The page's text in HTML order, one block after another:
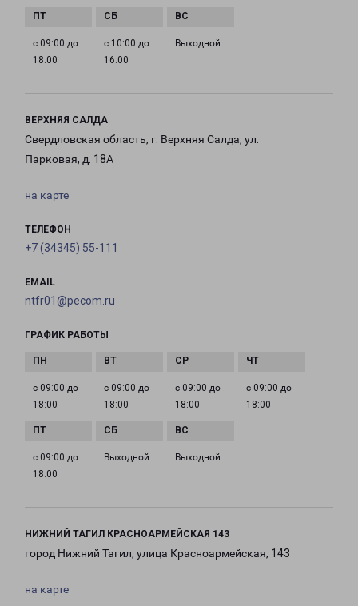
с 09:00 до
18:00
с 10:00 до
16:00
Выходной
ВЕРХНЯЯ САЛДА
Свердловская область, г. Верхняя Салда, ул.
Парковая, д. 18А
на карте
ТЕЛЕФОН
+7 (34345) 55-111
EMAIL
ntfr01@pecom.ru
ГРАФИК РАБОТЫ
с 09:00 до
18:00
с 09:00 до
18:00
с 09:00 до
18:00
с 09:00 до
18:00
с 09:00 до
18:00
Выходной Выходной
НИЖНИЙ ТАГИЛ КРАСНОАРМЕЙСКАЯ 143
город Нижний Тагил, улица Красноармейская, 143
на карте